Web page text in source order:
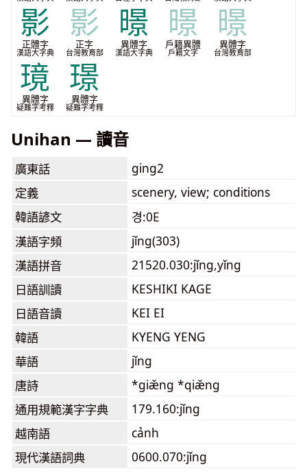
影
正體字
漢語大字典
影
正字
台灣教育部
暻
異體字
漢語大字典
暻
戶籍異體
戶籍文字
暻
異體字
台灣教育部
璄
異體字
疑難字考釋
璟
異體字
疑難字考釋
Unihan — 讀音
廣東話
ging2
定義
scenery, view; conditions
韓語諺文
경:0E
漢語字頻
jǐng(303)
漢語拼音
21520.030:jǐng,yǐng
日語訓讀
KESHIKI KAGE
日語音讀
KEI EI
韓語
KYENG YENG
華語
jǐng
唐詩
*giæ̌ng *qiæ̌ng
通用規範漢字字典
179.160:jǐng
越南語
cảnh
現代漢語詞典
0600.070:jǐng